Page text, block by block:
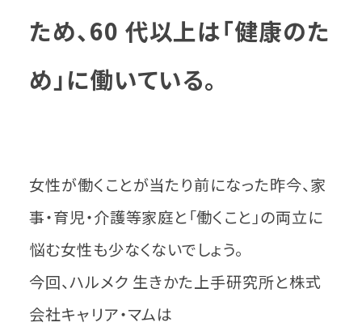
ため、60 代以上は「健康のた
め」に働いている。
女性が働くことが当たり前になった昨今、家
事・育児・介護等家庭と「働くこと」の両立に
悩む女性も少なくないでしょう。
今回、ハルメク 生きかた上手研究所と株式
会社キャリア・マムは